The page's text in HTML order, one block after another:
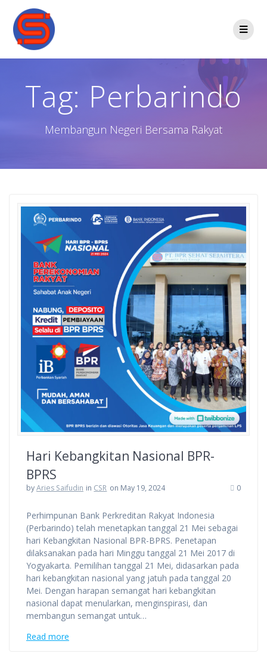
Tag: Perbarindo
Membangun Negeri Bersama Rakyat
Hari Kebangkitan Nasional BPR-
BPRS
byAries Saifudin in CSR on May 19, 2024 0
Perhimpunan Bank Perkreditan Rakyat Indonesia
(Perbarindo) telah menetapkan tanggal 21 Mei sebagai
hari Kebangkitan Nasional BPR-BPRS. Penetapan
dilaksanakan pada hari Minggu tanggal 21 Mei 2017 di
Yogyakarta. Pemilihan tanggal 21 Mei, didasarkan pada
hari kebangkitan nasional yang jatuh pada tanggal 20
Mei. Dengan harapan semangat hari kebangkitan
nasional dapat menularkan, menginspirasi, dan
membangun semangat untuk…
Read more